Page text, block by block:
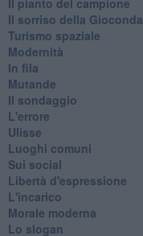
Il sorriso della Gioconda
Turismo spaziale
Modernità
In fila
Mutande
Il sondaggio
L'errore
Ulisse
Luoghi comuni
Sui social
Libertà d'espressione
L'incarico
Morale moderna
Lo slogan